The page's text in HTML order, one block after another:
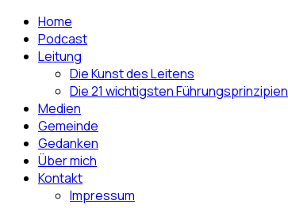
Home
Podcast
Leitung
Die Kunst des Leitens
Die 21 wichtigsten Führungsprinzipien
Medien
Gemeinde
Gedanken
Über mich
Kontakt
Impressum